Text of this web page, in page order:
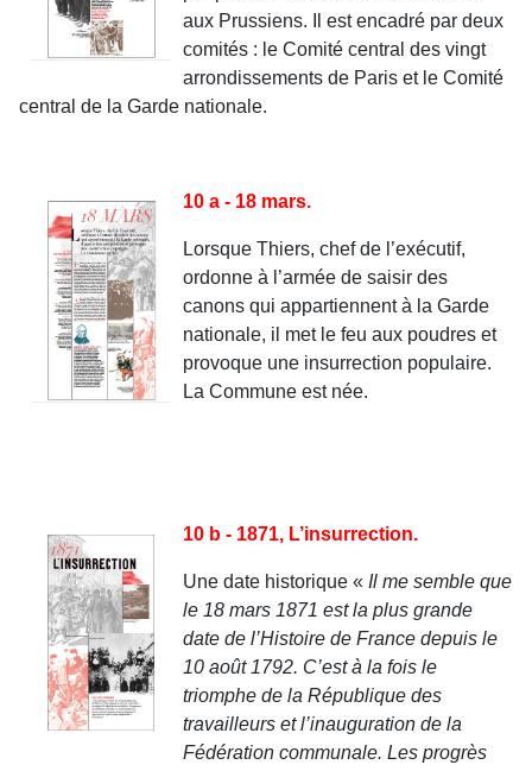
aux Prussiens. Il est encadré par deux
comités : le Comité central des vingt
arrondissements de Paris et le Comité
central de la Garde nationale.
10 a - 18 mars.
Lorsque Thiers, chef de l’exécutif,
ordonne à l’armée de saisir des
canons qui appartiennent à la Garde
nationale, il met le feu aux poudres et
provoque une insurrection populaire.
La Commune est née.
10 b - 1871, L’insurrection.
Une date historique « Il me semble que
le 18 mars 1871 est la plus grande
date de l’Histoire de France depuis le
10 août 1792. C’est à la fois le
triomphe de la République des
travailleurs et l’inauguration de la
Fédération communale. Les progrès